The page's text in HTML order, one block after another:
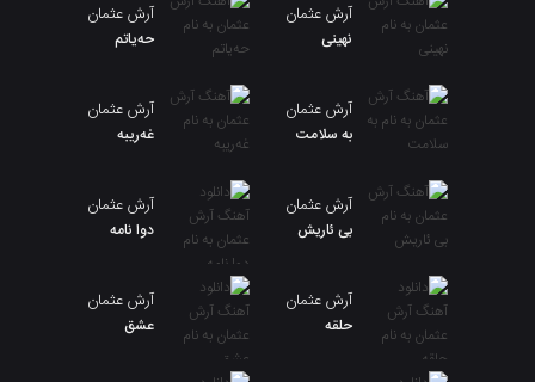
آرش عثمان
نهینی
آرش عثمان
حەیاتم
آرش عثمان
به سلامت
آرش عثمان
غەریبە
آرش عثمان
بی ئاریش
آرش عثمان
دوا نامه
آرش عثمان
حلقه
آرش عثمان
عشق